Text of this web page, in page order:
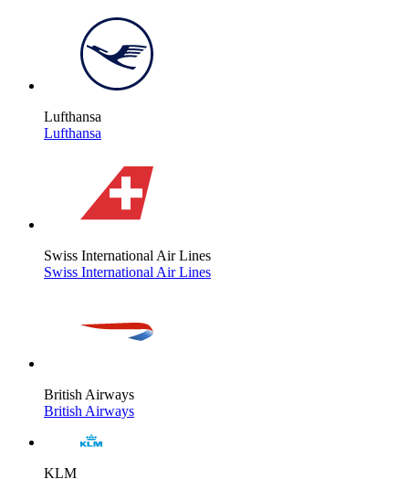
Lufthansa
Lufthansa
Swiss International Air Lines
Swiss International Air Lines
British Airways
British Airways
KLM